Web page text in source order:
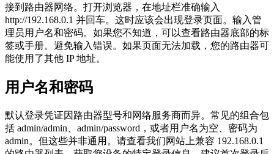
接到路由器网络。打开浏览器，在地址栏准确输入
http://192.168.0.1 并回车。这时应该会出现登录页面。输入管
理员用户名和密码。如果您不知道，可以查看路由器底部的标
签或手册。避免输入错误。如果页面无法加载，您的路由器可
能使用了其他 IP 地址。
用户名和密码
默认登录凭证因路由器型号和网络服务商而异。常见的组合包
括 admin/admin、admin/password，或者用户名为空、密码为
admin。但这些并非通用。请查看我们网站上兼容 192.168.0.1